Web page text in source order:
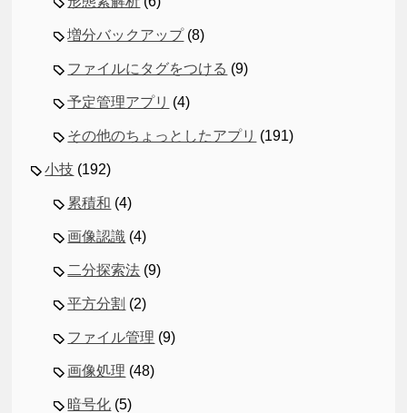
増分バックアップ(8)
ファイルにタグをつける (9)
予定管理アプリ (4)
その他のちょっとしたアプリ (191)
小技 (192)
累積和 (4)
画像認識 (4)
二分探索法 (9)
平方分割 (2)
ファイル管理 (9)
画像処理 (48)
暗号化 (5)